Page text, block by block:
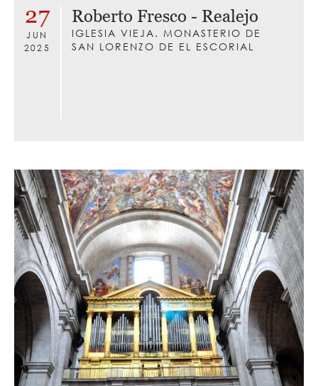
27
JUN
2025
Roberto Fresco - Realejo
IGLESIA VIEJA. MONASTERIO DE
SAN LORENZO DE EL ESCORIAL